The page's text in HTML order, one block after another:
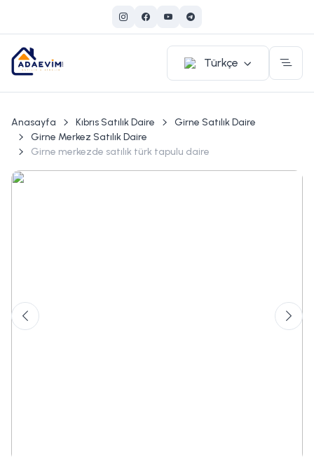
Türkçe
Anasayfa Kıbrıs Satılık Daire
Girne Satılık Daire
Girne Merkez Satılık Daire
Girne merkezde satılık türk tapulu daire